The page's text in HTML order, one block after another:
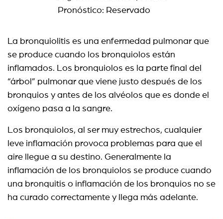
Pronóstico: Reservado
La bronquiolitis es una enfermedad pulmonar que
se produce cuando los bronquiolos están
inflamados. Los bronquiolos es la parte final del
“árbol” pulmonar que viene justo después de los
bronquios y antes de los alvéolos que es donde el
oxígeno pasa a la sangre.
Los bronquiolos, al ser muy estrechos, cualquier
leve inflamación provoca problemas para que el
aire llegue a su destino. Generalmente la
inflamación de los bronquiolos se produce cuando
una bronquitis o inflamación de los bronquios no se
ha curado correctamente y llega más adelante.